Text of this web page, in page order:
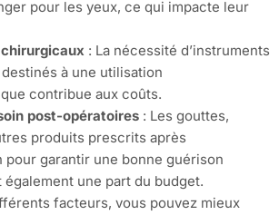
pour les yeux, ce qui impacte leur
: La nécessité d’instruments
à une utilisation
contribue aux coûts.
post-opératoires : Les gouttes,
produits prescrits après
pour garantir une bonne guérison
une part du budget.
facteurs, vous pouvez mieux